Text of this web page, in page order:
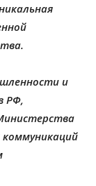
и
РФ,
коммуникаций